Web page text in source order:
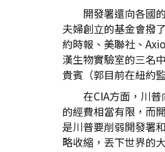
開發署還向各國
夫婦創立的基金會撥
約時報、美聯社、
漢生物實驗室的三名
貴賓（郭目前在紐約
在CIA方面，川
的經費相當有限，而
是川普要削弱開發署
略收縮，丟下世界的